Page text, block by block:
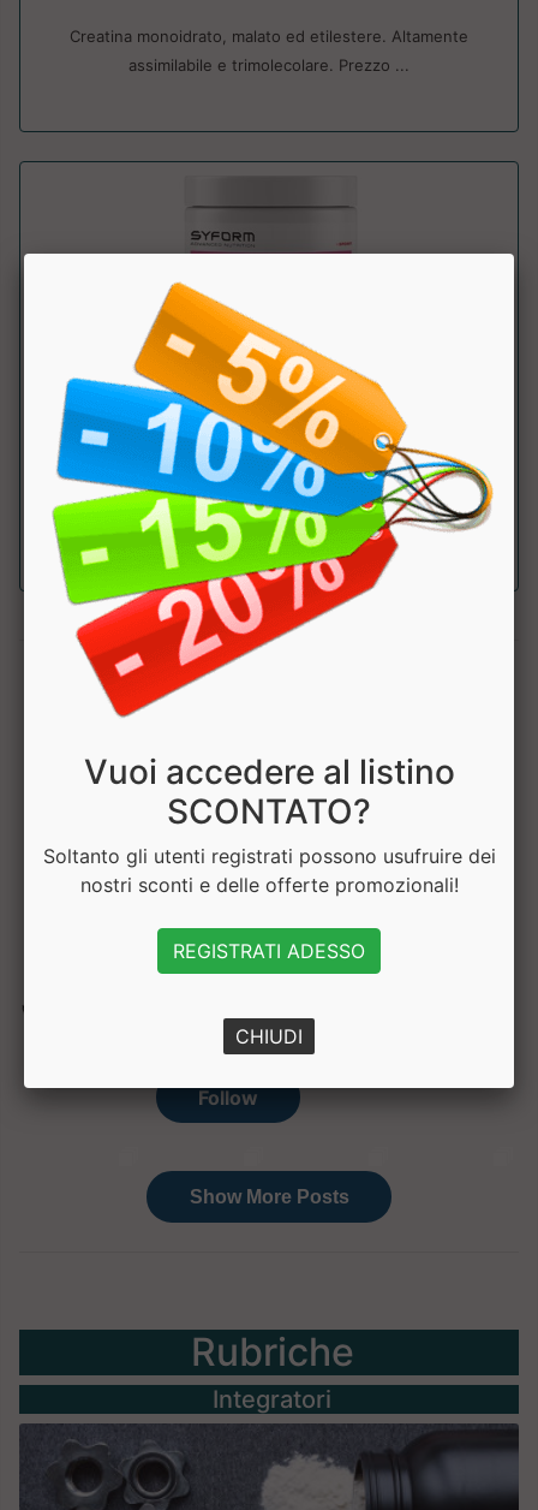
Creatina monoidrato, malato ed etilestere. Altamente
assimilabile e trimolecolare. Prezzo ...
Creatp
Syform
Creatina micronizzata 200 MESH, energetico- tonico
eccellente. Creapure. ....
Rubriche
Integratori
Vuoi accedere al listino
SCONTATO?
Soltanto gli utenti registrati possono usufruire dei
nostri sconti e delle offerte promozionali!
REGISTRATI ADESSO
CHIUDI